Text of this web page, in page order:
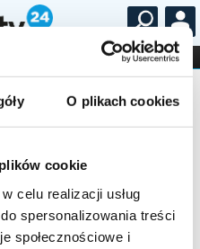
O plikach cookies
cookie
celu realizacji usług
, do spersonalizowania treści
społecznościowe i
TEATR ...
KABARET I
biletów u